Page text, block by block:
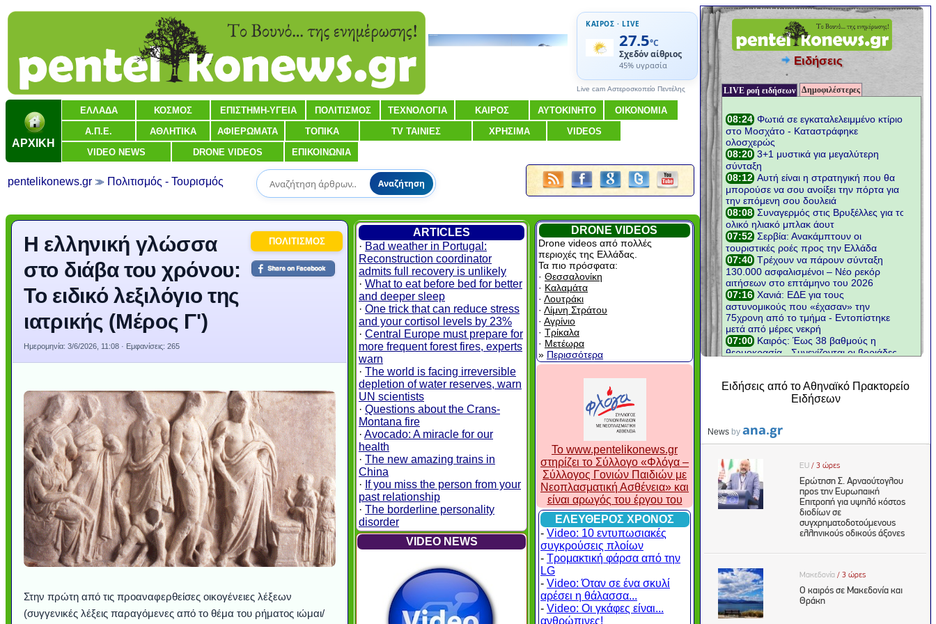
ΚΑΙΡΟΣ · LIVE
27.5°C
Σχεδόν αίθριος
45% υγρασία
Live cam Αστεροσκοπείο Πεντέλης
ΑΡΧΙΚΗ
ΕΛΛΑΔΑ ΚΟΣΜΟΣ ΕΠΙΣΤΗΜΗ-ΥΓΕΙΑ ΠΟΛΙΤΙΣΜΟΣ ΤΕΧΝΟΛΟΓΙΑ ΚΑΙΡΟΣ ΑΥΤΟΚΙΝΗΤΟ ΟΙΚΟΝΟΜΙΑ
Α.Π.Ε. ΑΘΛΗΤΙΚΑ ΑΦΙΕΡΩΜΑΤΑ ΤΟΠΙΚΑ TV ΤΑΙΝΙΕΣ ΧΡΗΣΙΜΑ VIDEOS
VIDEO NEWS DRONE VIDEOS ΕΠΙΚΟΙΝΩΝΙΑ
pentelikonews.gr Πολιτισμός - Τουρισμός Αναζήτηση
ΠΟΛΙΤΙΣΜΟΣ
Η ελληνική γλώσσα
στο διάβα του χρόνου:
Το ειδικό λεξιλόγιο της
ιατρικής (Μέρος Γ')
Ημερομηνία: 3/6/2026, 11:08 · Εμφανίσεις: 265
Στην πρώτη από τις προαναφερθείσες οικογένειες λέξεων
(συγγενικές λέξεις παραγόμενες από το θέμα του ρήματος ιώμαι/
ARTICLES
· Bad weather in Portugal:
Reconstruction coordinator
admits full recovery is unlikely
· What to eat before bed for better
and deeper sleep
· One trick that can reduce stress
and your cortisol levels by 23%
· Central Europe must prepare for
more frequent forest fires, experts
warn
· The world is facing irreversible
depletion of water reserves, warn
UN scientists
· Questions about the Crans-
Montana fire
· Avocado: A miracle for our
health
· The new amazing trains in
China
· If you miss the person from your
past relationship
· The borderline personality
disorder
VIDEO NEWS
DRONE VIDEOS
Drone videos από πολλές
περιοχές της Ελλάδας.
Τα πιο πρόσφατα:
· Θεσσαλονίκη
· Καλαμάτα
· Λουτράκι
· Λίμνη Στράτου
· Αγρίνιο
· Τρίκαλα
· Μετέωρα
» Περισσότερα
To www.pentelikonews.gr
στηρίζει το Σύλλογο «Φλόγα –
Σύλλογος Γονιών Παιδιών με
Νεοπλασματική Ασθένεια» και
είναι αρωγός του έργου του
ΕΛΕΥΘΕΡΟΣ ΧΡΟΝΟΣ
- Video: 10 εντυπωσιακές
συγκρούσεις πλοίων
- Τρομακτική φάρσα από την
LG
- Video: Όταν σε ένα σκυλί
αρέσει η θάλασσα...
- Video: Οι γκάφες είναι...
ανθρώπινες!
Ειδήσεις
LIVE ροή ειδήσεων Δημοφιλέστερες
Ειδήσεις από το Αθηναϊκό Πρακτορείο
Ειδήσεων